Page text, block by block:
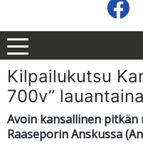
Kilpailukutsu
700v”
Avoin kansallinen
Raaseporin Anskussa